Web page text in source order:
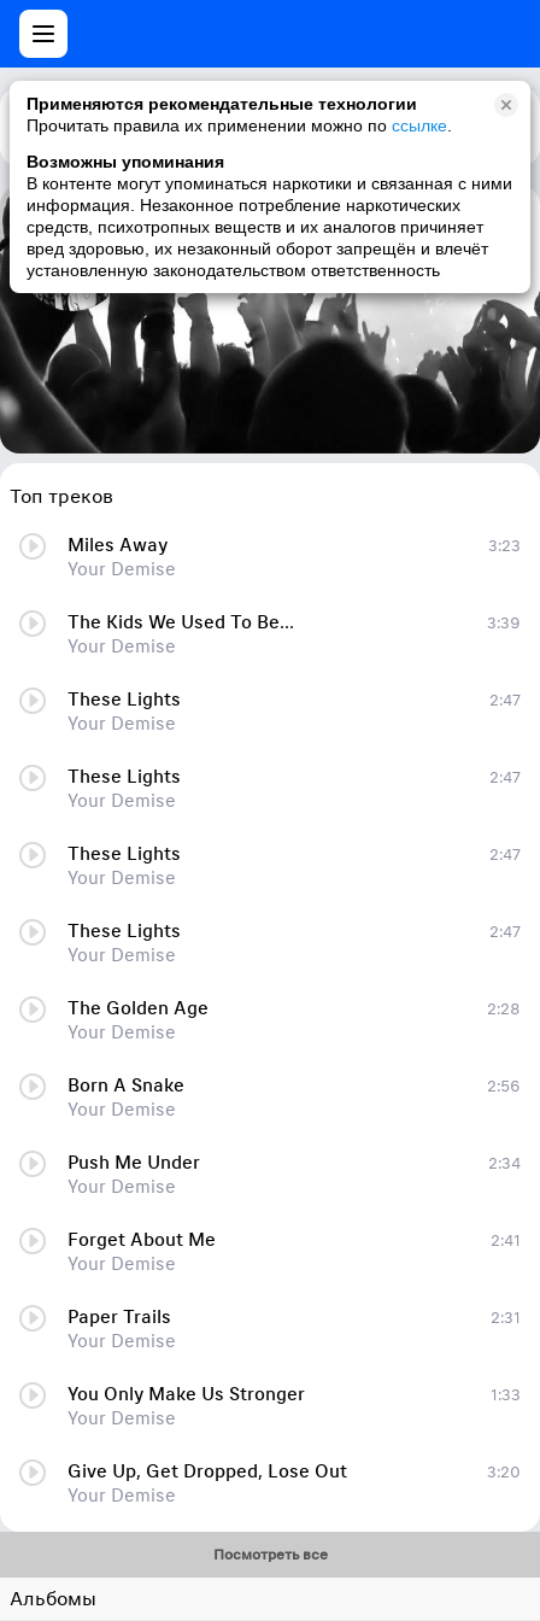
Применяются рекомендательные технологии
Прочитать правила их применении можно по ссылке
Возможны упоминания
В контенте могут упоминаться наркотики и связанная с ними
информация. Незаконное потребление наркотических
средств, психотропных веществ и их аналогов причиняет
вред здоровью, их незаконный оборот запрещён и влечёт
установленную законодательством ответственность
Каталог Рекомендации
Your Demise
Топ треков
Miles Away
Your Demise
3:23
The Kids We Used To Be...
Your Demise
3:39
These Lights
Your Demise
2:47
These Lights
Your Demise
2:47
These Lights
Your Demise
2:47
These Lights
Your Demise
2:47
The Golden Age
Your Demise
2:28
Born A Snake
Your Demise
2:56
Push Me Under
Your Demise
2:34
Forget About Me
Your Demise
2:41
Paper Trails
Your Demise
2:31
You Only Make Us Stronger
Your Demise
1:33
Give Up, Get Dropped, Lose Out
Your Demise
3:20
Посмотреть все
Альбомы